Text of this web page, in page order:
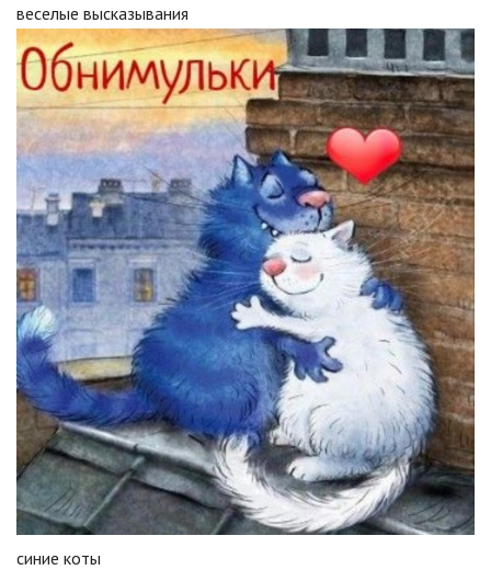
веселые высказывания
синие коты